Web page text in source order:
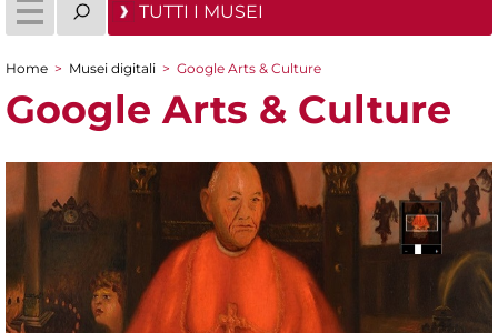
TUTTI I MUSEI
Tu sei qui
Home > Musei digitali > Google Arts & Culture
Google Arts & Culture